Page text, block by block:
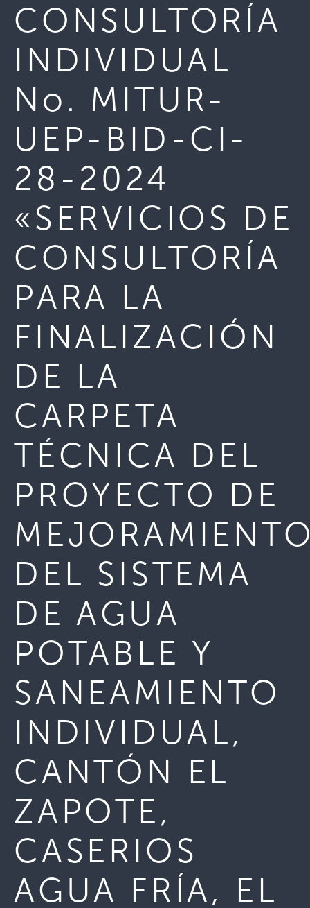
CONSULTORÍA
INDIVIDUAL
No. MITUR-
UEP-BID-CI-
28-2024
«SERVICIOS DE
CONSULTORÍA
PARA LA
FINALIZACIÓN
DE LA
CARPETA
TÉCNICA DEL
PROYECTO DE
DEL SISTEMA
DE AGUA
POTABLE Y
SANEAMIENTO
INDIVIDUAL,
CANTÓN EL
ZAPOTE,
CASERIOS
AGUA FRÍA, EL